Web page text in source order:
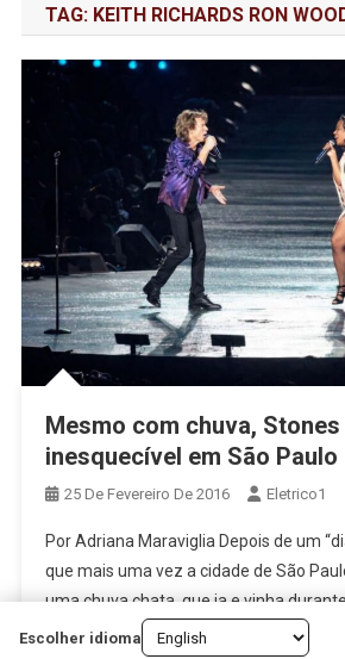
TAG: KEITH RICHARDS RON
Mesmo com chuva,
inesquecível em São Paulo
25 De Fevereiro De 2016 Eletrico1
Por Adriana Maraviglia Depois de um
que mais uma vez a cidade de São
uma chuva chata, que ia e vinha
ao Estádio do Morumbi e encontrar por
Escolher idioma